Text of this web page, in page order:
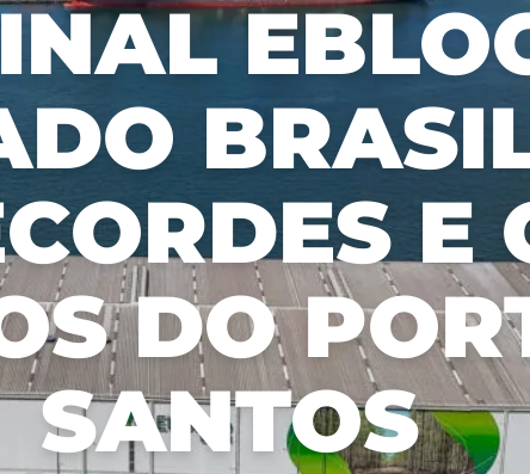
todos
económicamente
viable.
de Sostenibilidad
de Manejo Forestal
con
grupos
mercado.
E
DO
SANTOS